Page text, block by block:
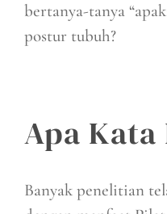
bertanya-tanya
postur tubuh?
Apa
Banyak penelitian